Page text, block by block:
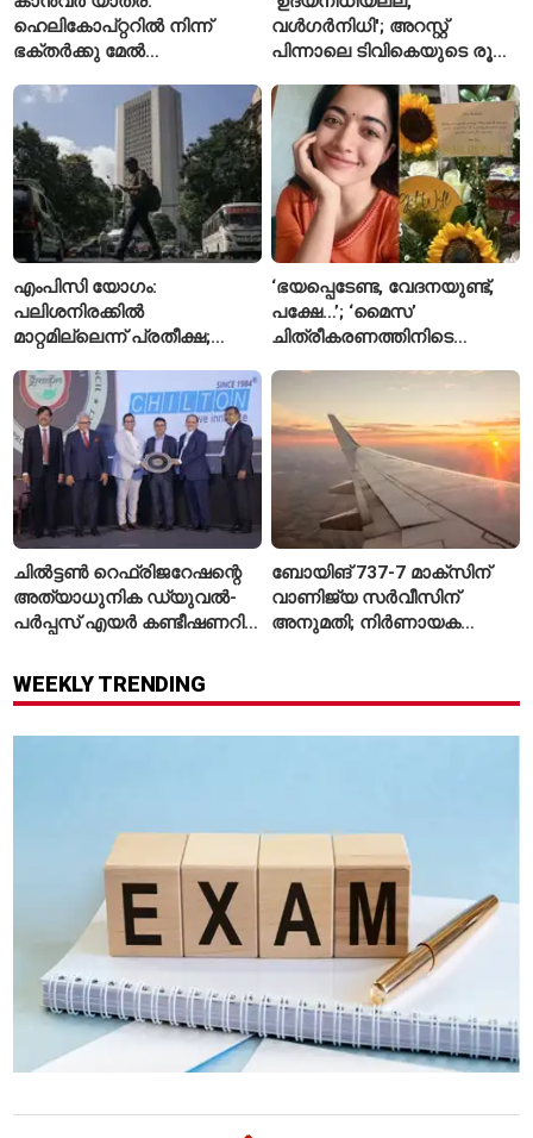
ഹെലികോപ്റ്ററിൽ നിന്ന്
ഭക്തർക്കു മേൽ
ഉത്തർപ്രദേശ് സർക്കാർ
വൾഗർനിധി'; അറസ്റ്റ്
പിന്നാലെ ടിവികെയുടെ രൂക്ഷ
എംപിസി യോഗം:
പലിശനിരക്കിൽ
മാറ്റമില്ലെന്ന് പ്രതീക്ഷ;
ജാഗ്രതയോടെ ആർബിഐ
‘ഭയപ്പെടേണ്ട, വേദനയുണ്ട്,
പക്ഷേ…’; ‘മൈസ’
ചിത്രീകരണത്തിനിടെ
ആദ്യമായി പ്രതികരിച്ച്
രശ്മിക മന്ദാന
ചിൽട്ടൺ റെഫ്രിജറേഷന്റെ
അത്യാധുനിക ഡ്യുവൽ-
പർപ്പസ് എയർ കണ്ടീഷണറിന്
പുരസ്‌കാരം
ബോയിങ് 737-7 മാക്‌സിന്
വാണിജ്യ സർവീസിന്
അനുമതി; നിർണായക
WEEKLY TRENDING